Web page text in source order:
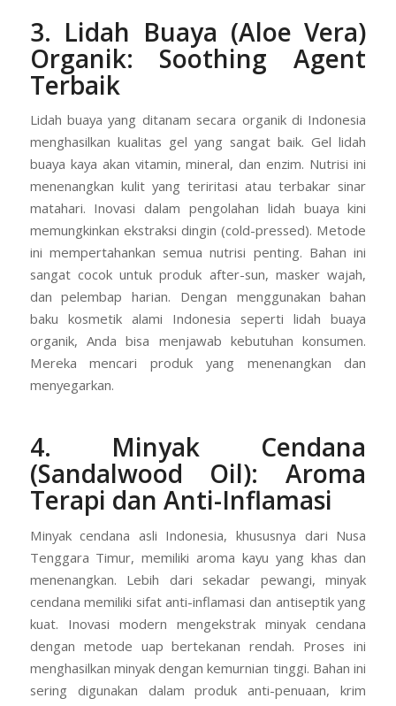
3. Lidah Buaya (Aloe Vera)
Organik: Soothing Agent
Terbaik
Lidah buaya yang ditanam secara organik di Indonesia
menghasilkan kualitas gel yang sangat baik. Gel lidah
buaya kaya akan vitamin, mineral, dan enzim. Nutrisi ini
menenangkan kulit yang teriritasi atau terbakar sinar
matahari. Inovasi dalam pengolahan lidah buaya kini
memungkinkan ekstraksi dingin (cold-pressed). Metode
ini mempertahankan semua nutrisi penting. Bahan ini
sangat cocok untuk produk after-sun, masker wajah,
dan pelembap harian. Dengan menggunakan bahan
baku kosmetik alami Indonesia seperti lidah buaya
organik, Anda bisa menjawab kebutuhan konsumen.
Mereka mencari produk yang menenangkan dan
menyegarkan.
4. Minyak Cendana
(Sandalwood Oil): Aroma
Terapi dan Anti-Inflamasi
Minyak cendana asli Indonesia, khususnya dari Nusa
Tenggara Timur, memiliki aroma kayu yang khas dan
menenangkan. Lebih dari sekadar pewangi, minyak
cendana memiliki sifat anti-inflamasi dan antiseptik yang
kuat. Inovasi modern mengekstrak minyak cendana
dengan metode uap bertekanan rendah. Proses ini
menghasilkan minyak dengan kemurnian tinggi. Bahan ini
sering digunakan dalam produk anti-penuaan, krim